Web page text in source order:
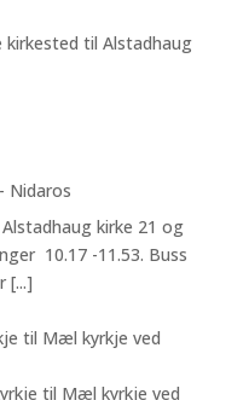
Nidaros
kirke 21 og
10.17 -11.53. Buss
[...]
til Mæl kyrkje ved